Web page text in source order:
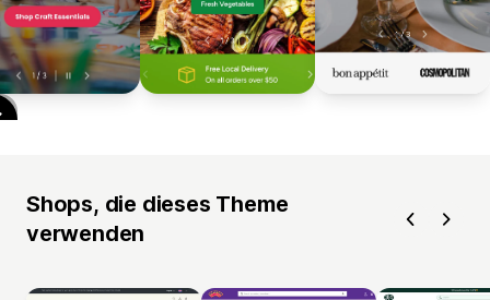
Shops, die dieses Theme
verwenden